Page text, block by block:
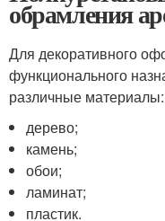
обрамления
Для декоративного
функционального
различные материалы:
дерево;
камень;
обои;
ламинат;
пластик.